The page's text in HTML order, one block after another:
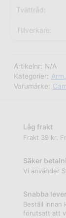
Tvättråd:
Tillverkare:
Artikelnr: N/A
Kategorier: Arm,
Varumärke:
Låg frakt
Frakt 39 kr.
Säker
Vi använder
Snabba
Beställ innan
förutsatt att